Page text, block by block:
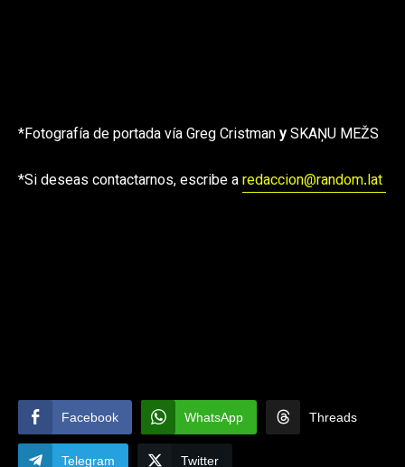
*Fotografía de portada vía Greg CristmanySKAŅU MEŽS
*Si deseas contactarnos, escribe aredaccion@random.lat
Facebook WhatsApp Threads
Telegram Twitter